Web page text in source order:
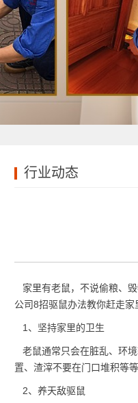
行业动态
家里有老鼠，不说偷粮、
公司8招驱鼠办法教你赶走家
1、坚持家里的卫生
老鼠通常只会在脏乱、环
置、渣滓不要在门口堆积等
2、养天敌驱鼠